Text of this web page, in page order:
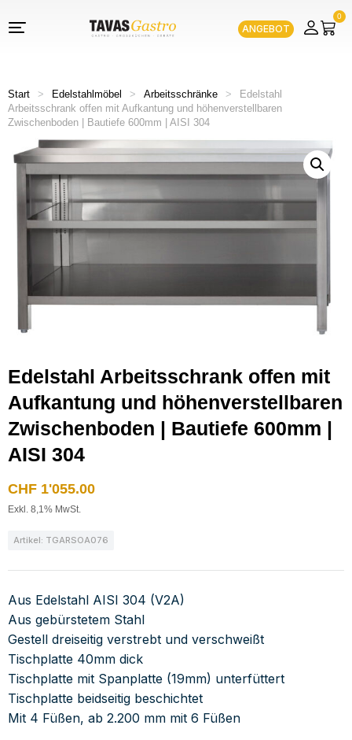
ANGEBOT
0
Start > Edelstahlmöbel > Arbeitsschränke >
Edelstahl
Arbeitsschrank offen mit Aufkantung und höhenverstellbaren
Zwischenboden | Bautiefe 600mm | AISI 304
Edelstahl Arbeitsschrank offen mit
Aufkantung und höhenverstellbaren
Zwischenboden | Bautiefe 600mm |
AISI 304
CHF 1'055.00
Exkl. 8,1% MwSt.
Artikel: TGARSOA076
Aus Edelstahl AISI 304 (V2A)
Aus gebürstetem Stahl
Gestell dreiseitig verstrebt und verschweißt
Tischplatte 40mm dick
Tischplatte mit Spanplatte (19mm) unterfüttert
Tischplatte beidseitig beschichtet
Mit 4 Füßen, ab 2.200 mm mit 6 Füßen